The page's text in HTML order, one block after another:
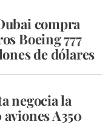
compra
Boeing 777
de dólares
negocia la
A350